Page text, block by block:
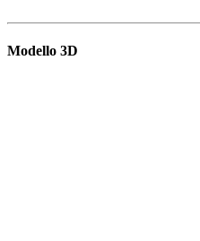
Modello 3D